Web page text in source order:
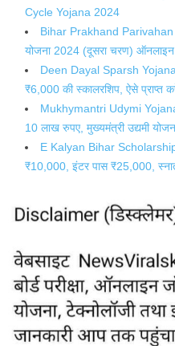
Cycle Yojana 2024
Bihar Prakhand Parivahan
योजना 2024 (दूसरा चरण)
Deen Dayal Sparsh
₹6,000 की स्कालरशिप, ऐसे प्राप्त
Mukhymantri Udymi
10 लाख रुपए, मुख्यमंत्री उद्यमी
E Kalyan Bihar Scholarship
₹10,000, इंटर पास ₹25,000,